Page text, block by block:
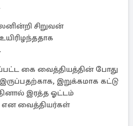
சிறுவன்
கை வைத்தியத்தின் போது
இறுக்கமாக கட்டு
இரத்த ஓட்டம்
என வைத்தியர்கள்